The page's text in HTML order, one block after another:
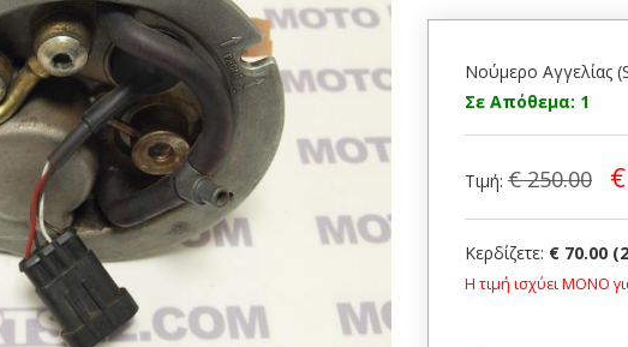
Νούμερο Αγγελίας
Σε Απόθεμα: 1
Τιμή: € 250.00
Κερδίζετε: € 70.00
Η τιμή ισχύει ΜΟΝΟ